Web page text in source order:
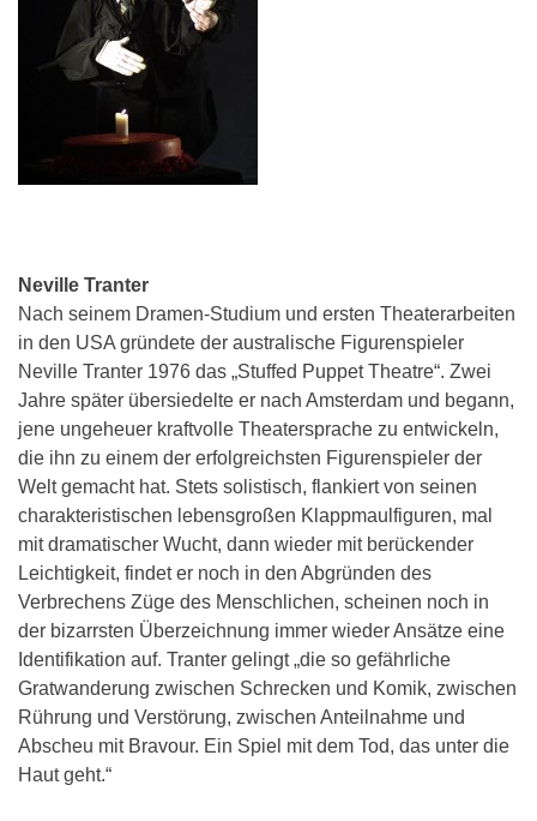
Neville Tranter
Nach seinem Dramen-Studium und ersten Theaterarbeiten
in den USA gründete der australische Figurenspieler
Neville Tranter 1976 das „Stuffed Puppet Theatre“. Zwei
Jahre später übersiedelte er nach Amsterdam und begann,
jene ungeheuer kraftvolle Theatersprache zu entwickeln,
die ihn zu einem der erfolgreichsten Figurenspieler der
Welt gemacht hat. Stets solistisch, flankiert von seinen
charakteristischen lebensgroßen Klappmaulfiguren, mal
mit dramatischer Wucht, dann wieder mit berückender
Leichtigkeit, findet er noch in den Abgründen des
Verbrechens Züge des Menschlichen, scheinen noch in
der bizarrsten Überzeichnung immer wieder Ansätze eine
Identifikation auf. Tranter gelingt „die so gefährliche
Gratwanderung zwischen Schrecken und Komik, zwischen
Rührung und Verstörung, zwischen Anteilnahme und
Abscheu mit Bravour. Ein Spiel mit dem Tod, das unter die
Haut geht.“